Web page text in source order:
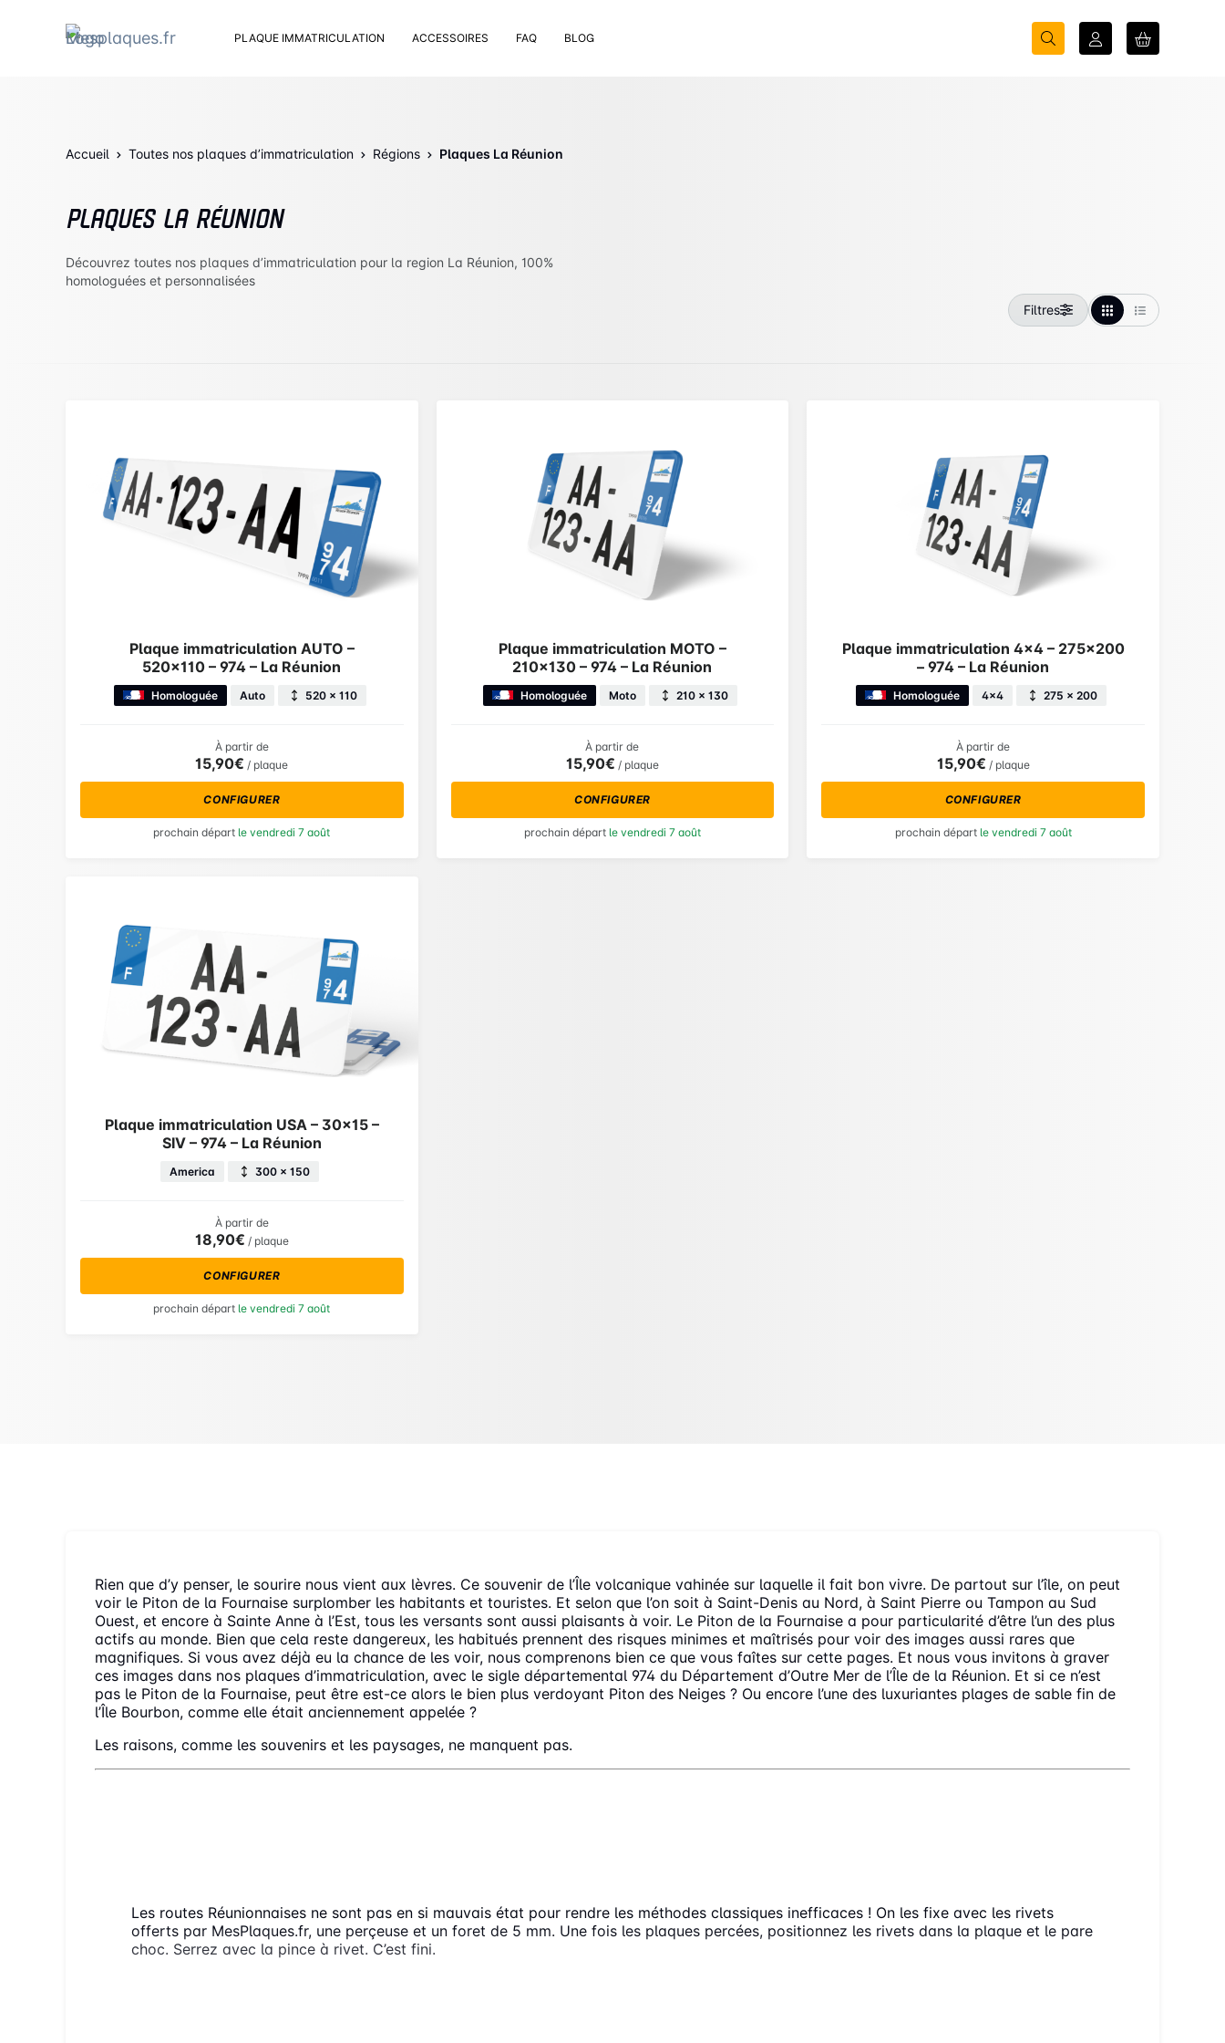
PLAQUE IMMATRICULATION ACCESSOIRES
Kit de nettoyage extérieur
FAQ BLOG
Accueil Toutes nos plaques d’immatriculation Régions Plaques La Réunion
PLAQUES LA RÉUNION
Découvrez toutes nos plaques d’immatriculation pour la region La Réunion, 100%
homologuées et personnalisées
Filtres
Plaque immatriculation AUTO –
520×110 – 974 – La Réunion
Homologuée Auto 520 × 110
À partir de
15,90€ / plaque
CONFIGURER
prochain départ le vendredi 7 août
Plaque immatriculation MOTO –
210×130 – 974 – La Réunion
Homologuée Moto 210 × 130
À partir de
15,90€ / plaque
CONFIGURER
prochain départ le vendredi 7 août
Plaque immatriculation 4×4 – 275×200
– 974 – La Réunion
Homologuée 4x4 275 × 200
À partir de
15,90€ / plaque
CONFIGURER
prochain départ le vendredi 7 août
Plaque immatriculation USA – 30×15 –
SIV – 974 – La Réunion
America 300 × 150
À partir de
18,90€ / plaque
CONFIGURER
prochain départ le vendredi 7 août
Rien que d’y penser, le sourire nous vient aux lèvres. Ce souvenir de l’Île volcanique vahinée sur laquelle il fait bon vivre. De partout sur l’île, on peut
voir le Piton de la Fournaise surplomber les habitants et touristes. Et selon que l’on soit à Saint-Denis au Nord, à Saint Pierre ou Tampon au Sud
Ouest, et encore à Sainte Anne à l’Est, tous les versants sont aussi plaisants à voir. Le Piton de la Fournaise a pour particularité d’être l’un des plus
actifs au monde. Bien que cela reste dangereux, les habitués prennent des risques minimes et maîtrisés pour voir des images aussi rares que
magnifiques. Si vous avez déjà eu la chance de les voir, nous comprenons bien ce que vous faîtes sur cette pages. Et nous vous invitons à graver
ces images dans nos plaques d’immatriculation, avec le sigle départemental 974 du Département d’Outre Mer de l’Île de la Réunion. Et si ce n’est
pas le Piton de la Fournaise, peut être est-ce alors le bien plus verdoyant Piton des Neiges ? Ou encore l’une des luxuriantes plages de sable fin de
l’Île Bourbon, comme elle était anciennement appelée ?
Les raisons, comme les souvenirs et les paysages, ne manquent pas.
Les routes Réunionnaises ne sont pas en si mauvais état pour rendre les méthodes classiques inefficaces ! On les fixe avec les rivets
offerts par MesPlaques.fr, une perçeuse et un foret de 5 mm. Une fois les plaques percées, positionnez les rivets dans la plaque et le pare
choc. Serrez avec la pince à rivet. C’est fini.